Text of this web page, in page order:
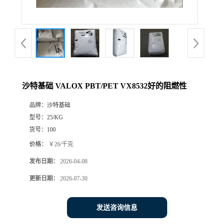
沙特基础 VALOX PBT/PET VX8532好的阻燃性
品牌： 沙特基础
型号： 25/KG
货号： 100
价格： ￥26/千克
发布日期： 2026-04-08
更新日期： 2026-07-30
发送咨询信息